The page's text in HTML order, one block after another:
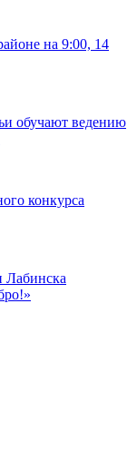
на 9:00, 14
обучают ведению
конкурса
Лабинска